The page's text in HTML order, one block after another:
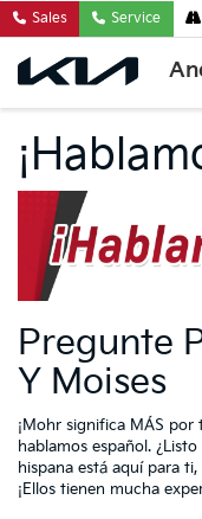
Sales Service
Pregunte
Y Moises
¡Mohr significa MÁS
hablamos español.
hispana está aquí para
¡Ellos tienen mucha